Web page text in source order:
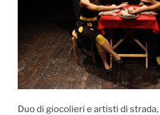
Duo di giocolieri e artisti di strada,